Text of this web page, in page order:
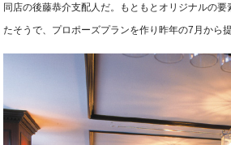
同店の後藤恭介支配人だ。もともとオリジナルの
たそうで、プロポーズプランを作り昨年の7月から